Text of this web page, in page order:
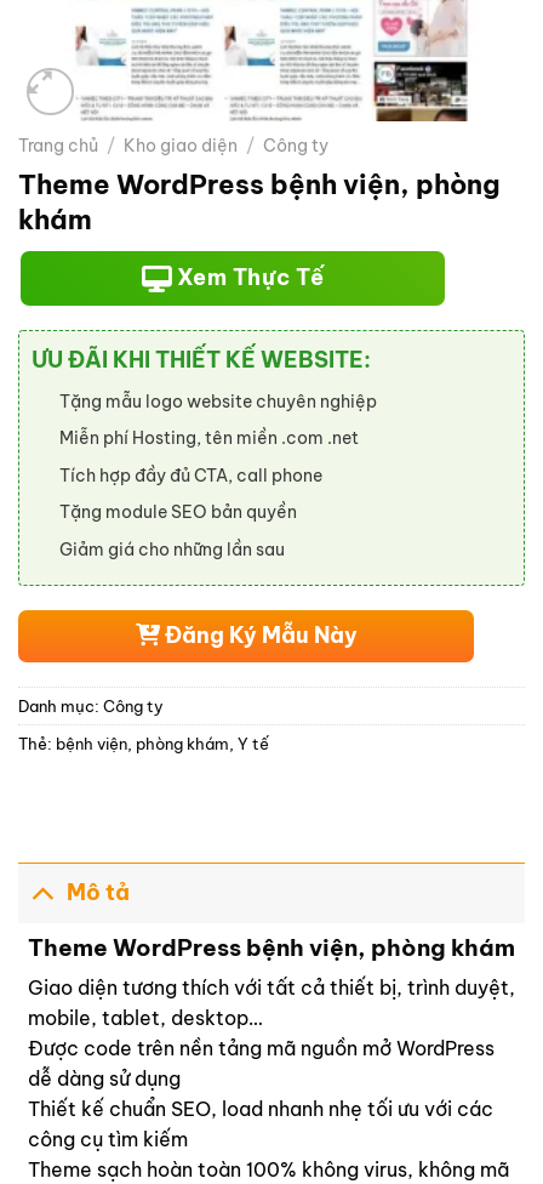
Trang chủ / Kho giao diện / Công ty
Theme WordPress bệnh viện, phòng
khám
Xem Thực Tế
ƯU ĐÃI KHI THIẾT KẾ WEBSITE:
Tặng mẫu logo website chuyên nghiệp
Miễn phí Hosting, tên miền .com .net
Tích hợp đầy đủ CTA, call phone
Tặng module SEO bản quyền
Giảm giá cho những lần sau
Đăng Ký Mẫu Này
Danh mục: Công ty
Thẻ: bệnh viện phòng khám Y tế
Mô tả
Theme WordPress bệnh viện, phòng khám
Giao diện tương thích với tất cả thiết bị, trình duyệt,
mobile, tablet, desktop…
Được code trên nền tảng mã nguồn mở WordPress
dễ dàng sử dụng
Thiết kế chuẩn SEO, load nhanh nhẹ tối ưu với các
công cụ tìm kiếm
Theme sạch hoàn toàn 100% không virus, không mã